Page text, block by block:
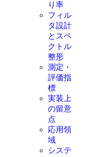
り率
フィル
タ設計
とスペ
クトル
整形
測定・
評価指
標
実装上
の留意
点
応用領
域
システ